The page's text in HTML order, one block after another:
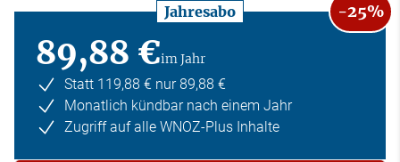
Jahresabo -25%
89,88 €im Jahr
Statt 119,88 € nur 89,88 €
Monatlich kündbar nach einem Jahr
Zugriff auf alle WNOZ-Plus Inhalte